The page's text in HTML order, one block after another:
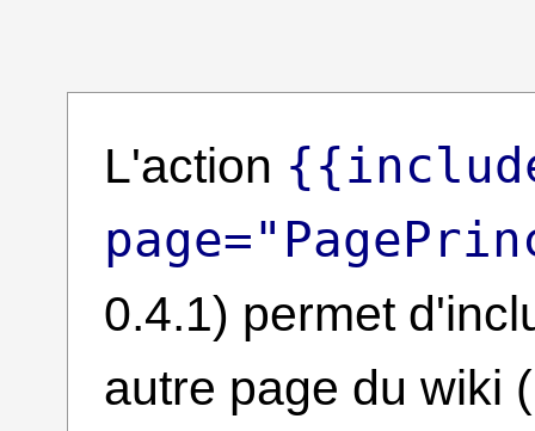
L'action
0.4.1) permet
autre page du wiki